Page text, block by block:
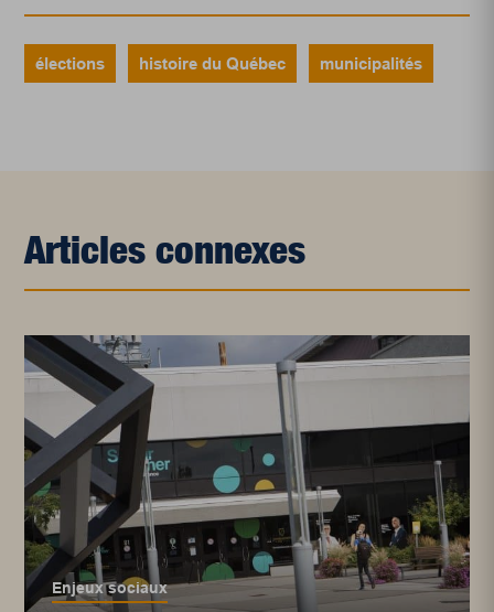
élections histoire du Québec municipalités
Articles connexes
Enjeux sociaux